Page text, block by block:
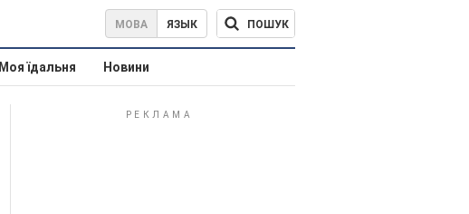
МОВА ЯЗЫК ПОШУК
Моя їдальня Новини